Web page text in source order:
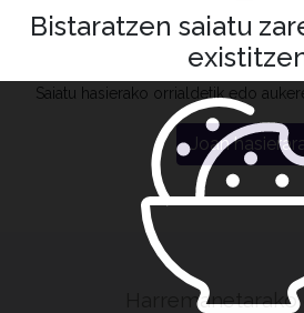
Bistaratzen saiatu
Saiatu hasierako orrialdetik edo
Joan
Harremanetarako